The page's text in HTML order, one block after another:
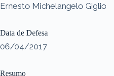
Ernesto Michelangelo Giglio
Data de Defesa
06/04/2017
Resumo